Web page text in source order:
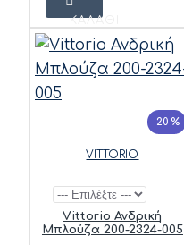
ΚΑΛΆΘΙ
-20 %
VITTORIO
Vittorio Ανδρική
Μπλούζα 200-2324-005